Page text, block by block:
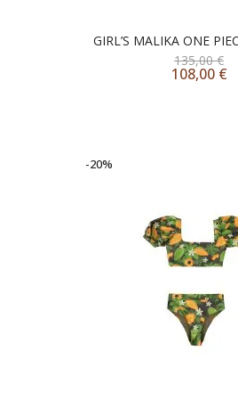
GIRL’S MALIKA ONE
135,00€
108,00 €
-20%